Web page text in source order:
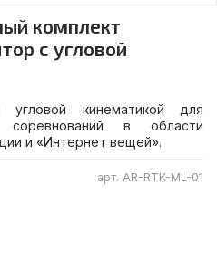
арт. AR-RTK-ML-01
комплект
с угловой
кинематикой для
в области
и «Интернет вещей».